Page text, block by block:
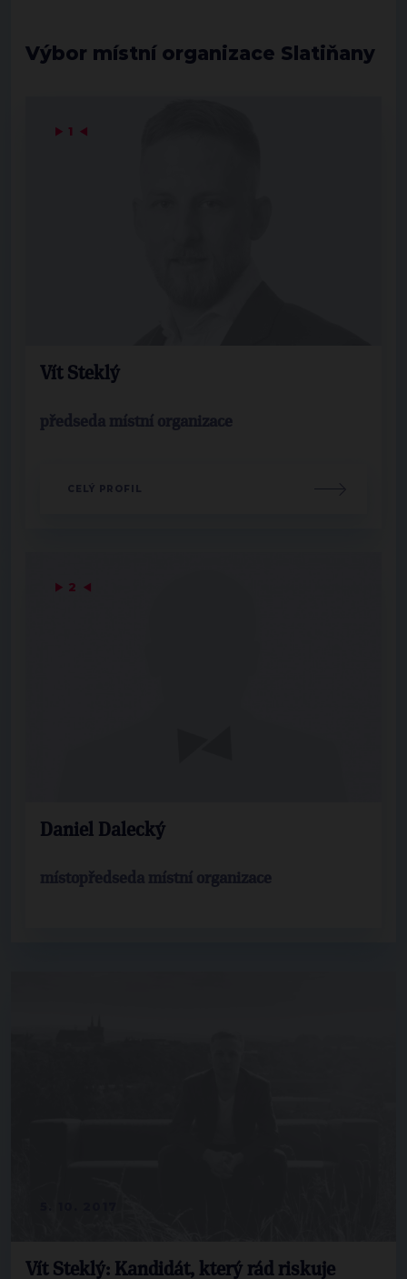
Výbor místní organizace Slatiňany
▶ 1 ◀
Vít Steklý
předseda místní organizace
CELÝ PROFIL
▶ 2 ◀
Daniel Dalecký
místopředseda místní organizace
Vít Steklý: Kandidát, který rád riskuje